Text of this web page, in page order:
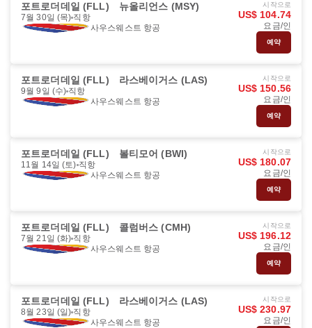
포트로더데일 (FLL) 뉴올리언스 (MSY)
7월 30일 (목) 직항
사우스웨스트 항공
시작으로
US$ 104.74
요금/인
예약
포트로더데일 (FLL) 라스베이거스 (LAS)
9월 9일 (수) 직항
사우스웨스트 항공
시작으로
US$ 150.56
요금/인
예약
포트로더데일 (FLL) 볼티모어 (BWI)
11월 14일 (토) 직항
사우스웨스트 항공
시작으로
US$ 180.07
요금/인
예약
포트로더데일 (FLL) 콜럼버스 (CMH)
7월 21일 (화) 직항
사우스웨스트 항공
시작으로
US$ 196.12
요금/인
예약
포트로더데일 (FLL) 라스베이거스 (LAS)
8월 23일 (일) 직항
사우스웨스트 항공
시작으로
US$ 230.97
요금/인